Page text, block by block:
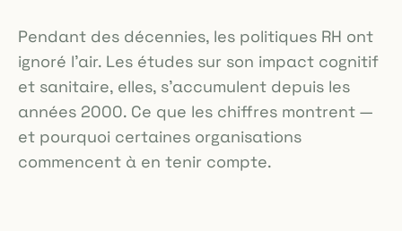
Pendant des décennies, les politiques RH ont
ignoré l'air. Les études sur son impact cognitif
et sanitaire, elles, s'accumulent depuis les
années 2000. Ce que les chiffres montrent —
et pourquoi certaines organisations
commencent à en tenir compte.